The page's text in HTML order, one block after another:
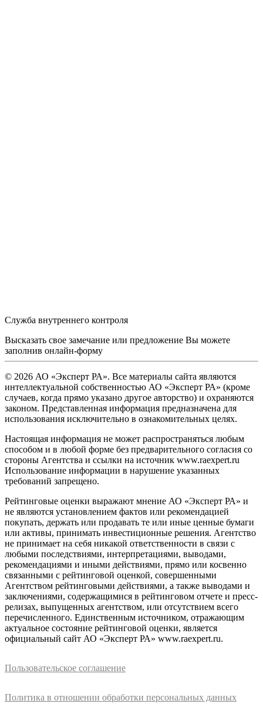
Служба внутреннего контроля
Высказать свое замечание или предложение Вы можете
заполнив онлайн-форму
© 2026 АО «Эксперт РА». Все материалы сайта являются
интеллектуальной собственностью АО «Эксперт РА» (кроме
случаев, когда прямо указано другое авторство) и охраняются
законом. Представленная информация предназначена для
использования исключительно в ознакомительных целях.
Настоящая информация не может распространяться любым
способом и в любой форме без предварительного согласия со
стороны Агентства и ссылки на источник www.raexpert.ru
Использование информации в нарушение указанных
требований запрещено.
Рейтинговые оценки выражают мнение АО «Эксперт РА» и
не являются установлением фактов или рекомендацией
покупать, держать или продавать те или иные ценные бумаги
или активы, принимать инвестиционные решения. Агентство
не принимает на себя никакой ответственности в связи с
любыми последствиями, интерпретациями, выводами,
рекомендациями и иными действиями, прямо или косвенно
связанными с рейтинговой оценкой, совершенными
Агентством рейтинговыми действиями, а также выводами и
заключениями, содержащимися в рейтинговом отчете и пресс-
релизах, выпущенных агентством, или отсутствием всего
перечисленного. Единственным источником, отражающим
актуальное состояние рейтинговой оценки, является
официальный сайт АО «Эксперт РА» www.raexpert.ru.
Пользовательское соглашение
Политика в отношении обработки персональных данных